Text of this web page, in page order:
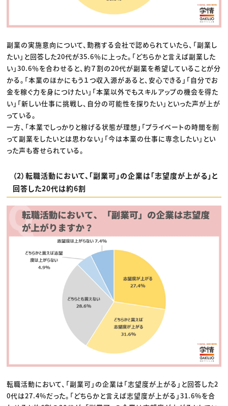
副業の実施意向について、勤務する会社で認められていたら、「副業し
たい」と回答した20代が35.6％に上った。「どちらかと言えば副業した
い」30.6％を合わせると、約７割の20代が副業を希望していることが分
かる。「本業のほかにもう１つ収入源があると、安心できる」「自分でお
金を稼ぐ力を身につけたい」「本業以外でもスキルアップの機会を得た
い」「新しい仕事に挑戦し、自分の可能性を探りたい」といった声が上が
っている。
一方、「本業でしっかりと稼げる状態が理想」「プライベートの時間を削
って副業をしたいとは思わない」「今は本業の仕事に専念したい」とい
った声も寄せられている。
（2）転職活動において、「副業可」の企業は「志望度が上がる」と
回答した20代は約6割
転職活動において、「副業可」の企業は「志望度が上がる」と回答した2
0代は27.4%だった。「どちらかと言えば志望度が上がる」31.6%を合